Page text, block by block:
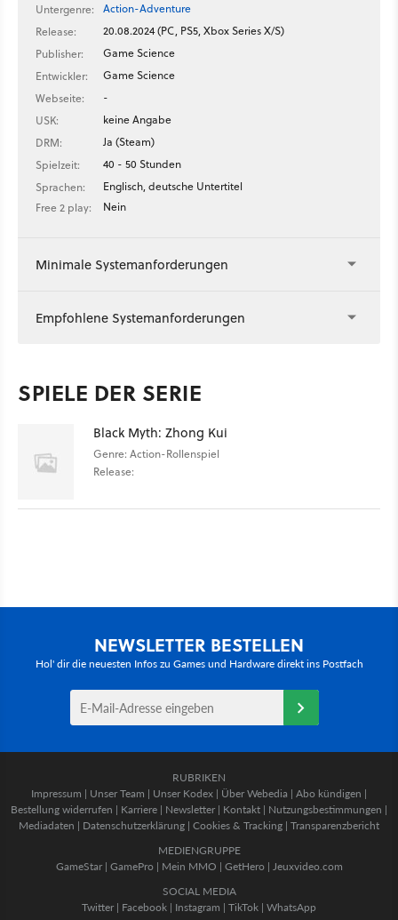
Untergenre:
Action-Adventure
Release:
20.08.2024 (PC, PS5, Xbox Series X/S)
Publisher:
Game Science
Entwickler:
Game Science
Webseite:
-
USK:
keine Angabe
DRM:
Ja (Steam)
Spielzeit:
40 - 50 Stunden
Sprachen:
Englisch, deutsche Untertitel
Free 2 play:
Nein
Minimale Systemanforderungen
Empfohlene Systemanforderungen
SPIELE DER SERIE
Black Myth: Zhong Kui
Genre: Action-Rollenspiel
Release:
NEWSLETTER BESTELLEN
Hol' dir die neuesten Infos zu Games und Hardware direkt ins Postfach
RUBRIKEN
Impressum | Unser Team | Unser Kodex | Über Webedia | Abo kündigen |
Bestellung widerrufen | Karriere | Newsletter | Kontakt | Nutzungsbestimmungen |
Mediadaten | Datenschutzerklärung | Cookies & Tracking | Transparenzbericht
MEDIENGRUPPE
GameStar| GamePro | Mein MMO | GetHero | Jeuxvideo.com
SOCIAL MEDIA
Twitter | Facebook | Instagram | TikTok | WhatsApp